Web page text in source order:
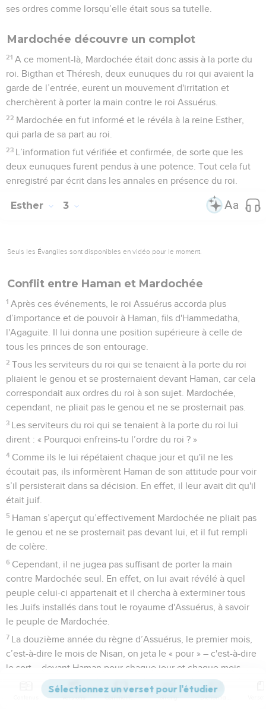
ses ordres comme lorsqu’elle était sous sa tutelle.
Mardochée découvre un complot
21 A ce moment-là, Mardochée était donc assis à la porte du
roi. Bigthan et Théresh, deux eunuques du roi qui avaient la
garde de l’entrée, eurent un mouvement d'irritation et
cherchèrent à porter la main contre le roi Assuérus.
22 Mardochée en fut informé et le révéla à la reine Esther,
qui parla de sa part au roi.
23 L’information fut vérifiée et confirmée, de sorte que les
deux eunuques furent pendus à une potence. Tout cela fut
enregistré par écrit dans les annales en présence du roi.
Esther 3
Seuls les Évangiles sont disponibles en vidéo pour le moment.
Conflit entre Haman et Mardochée
1 Après ces événements, le roi Assuérus accorda plus
d’importance et de pouvoir à Haman, fils d'Hammedatha,
l'Agaguite. Il lui donna une position supérieure à celle de
tous les princes de son entourage.
2 Tous les serviteurs du roi qui se tenaient à la porte du roi
pliaient le genou et se prosternaient devant Haman, car cela
correspondait aux ordres du roi à son sujet. Mardochée,
cependant, ne pliait pas le genou et ne se prosternait pas.
3 Les serviteurs du roi qui se tenaient à la porte du roi lui
dirent : « Pourquoi enfreins-tu l’ordre du roi ? »
4 Comme ils le lui répétaient chaque jour et qu'il ne les
écoutait pas, ils informèrent Haman de son attitude pour voir
s’il persisterait dans sa décision. En effet, il leur avait dit qu'il
était juif.
5 Haman s’aperçut qu’effectivement Mardochée ne pliait pas
le genou et ne se prosternait pas devant lui, et il fut rempli
de colère.
6 Cependant, il ne jugea pas suffisant de porter la main
contre Mardochée seul. En effet, on lui avait révélé à quel
peuple celui-ci appartenait et il chercha à exterminer tous
les Juifs installés dans tout le royaume d'Assuérus, à savoir
le peuple de Mardochée.
7 La douzième année du règne d’Assuérus, le premier mois,
c’est-à-dire le mois de Nisan, on jeta le « pour » – c'est-à-dire
le sort – devant Haman pour chaque jour et chaque mois
successivement, et le sort désigna le douzième mois, c’est-
à-dire celui d'Adar.
Versions Commentaires Strong